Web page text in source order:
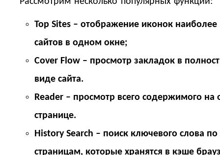
Top Sites – отображение иконок
сайтов в одном окне;
Cover Flow – просмотр закладок в
виде сайта.
Reader – просмотр всего содержимого на
странице.
History Search – поиск ключевого слова
страницам, которые хранятся в кэше